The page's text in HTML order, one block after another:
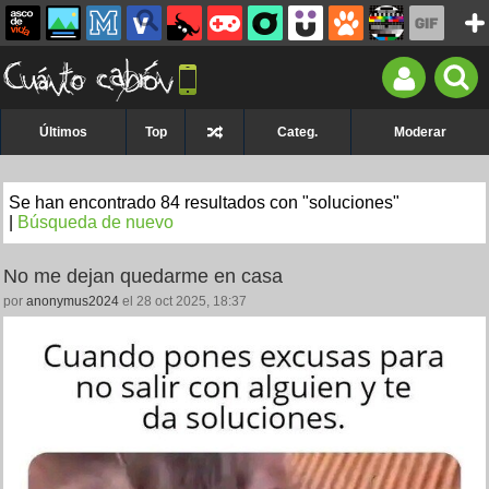
Últimos Top Categ. Moderar
Se han encontrado 84 resultados con "soluciones"
Búsqueda de nuevo
No me dejan quedarme en casa
por anonymus2024 el 28 oct 2025, 18:37